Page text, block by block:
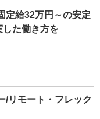
定給32万円～の安定
た働き方を
/リモート・フレック